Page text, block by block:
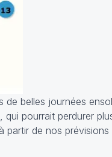
belles journées
pourrait perdurer
de nos prévisions